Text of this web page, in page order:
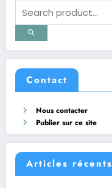
Contact
Nous contacter
Publier sur ce site
Articles récents